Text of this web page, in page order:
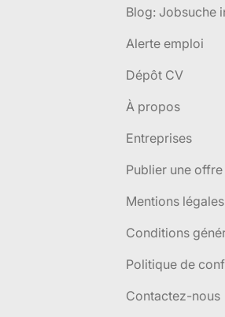
Blog: Jobsuche
Alerte emploi
Dépôt CV
À propos
Entreprises
Publier une
Mentions légales
Conditions
Politique de
Contactez-nous